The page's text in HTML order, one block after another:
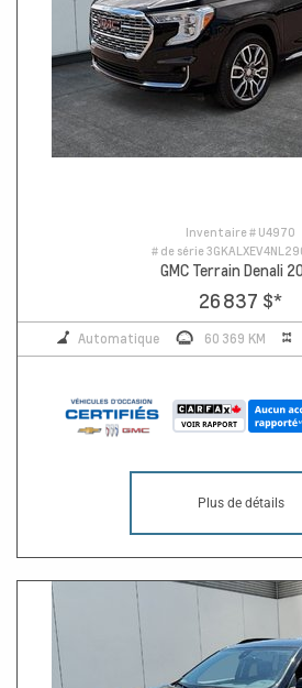
Inventaire # U4970
# de série
GMC Terrain Denali
26 837 $*
Automatique 60 369 KM
Plus de détails